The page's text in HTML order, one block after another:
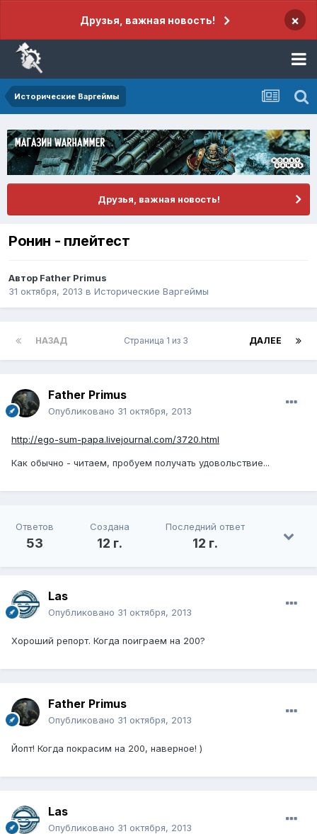
Друзья, важная новость! ×
Исторические Варгеймы
Друзья, важная новость!
Ронин - плейтест
Автор Father Primus
31 октября, 2013 в Исторические Варгеймы
НАЗАД ДАЛЕЕ
Страница 1 из 3
Father Primus
Опубликовано 31 октября, 2013
http://ego-sum-papa.livejournal.com/3720.html
Как обычно - читаем, пробуем получать удовольствие...
Ответов
53
Создана
12 г.
Последний ответ
12 г.
Las
Опубликовано 31 октября, 2013
Хороший репорт. Когда поиграем на 200?
Father Primus
Опубликовано 31 октября, 2013
Йопт! Когда покрасим на 200, наверное! )
Las
Опубликовано 31 октября, 2013